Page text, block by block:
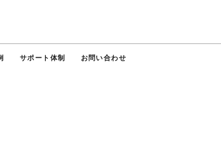
サポート体制 お問い合わせ